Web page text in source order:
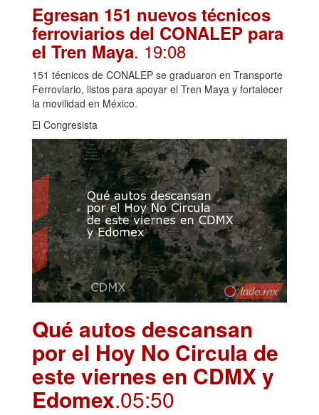
Egresan 151 nuevos técnicos
ferroviarios del CONALEP para
el Tren Maya. 19:08
151 técnicos de CONALEP se graduaron en Transporte
Ferroviario, listos para apoyar el Tren Maya y fortalecer
la movilidad en México.
El Congresista
Qué autos descansan
por el Hoy No Circula de
este viernes en CDMX y
Edomex.05:50